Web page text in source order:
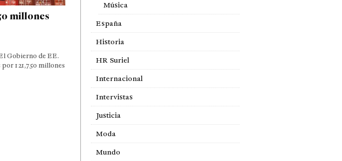
millones
Gobierno de EE.
121,750 millones
Música
España
Historia
HR Suriel
Internacional
Intervistas
Justicia
Moda
Mundo